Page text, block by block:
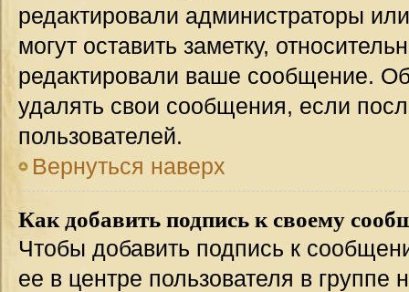
редактировали администраторы
могут оставить заметку,
редактировали ваше сообщение.
удалять свои сообщения, если
пользователей.
Вернуться наверх
Как добавить подпись к своему
Чтобы добавить подпись к
ее в центре пользователя в